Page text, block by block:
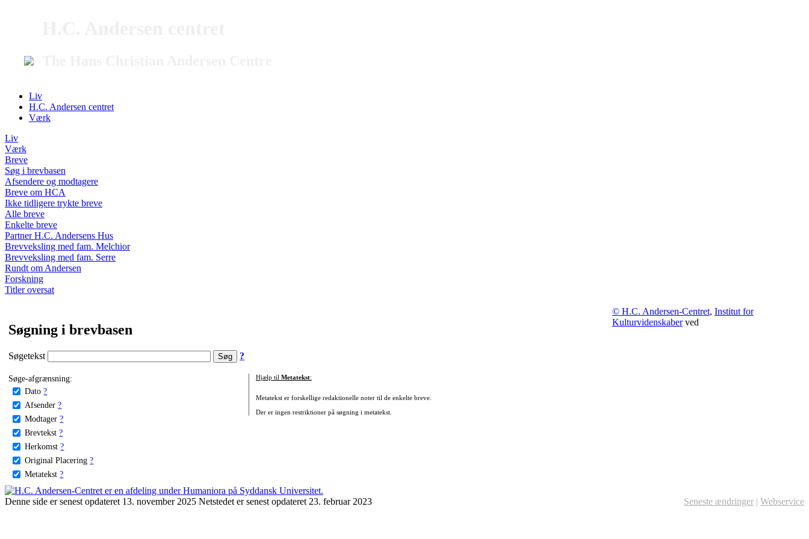
Liv
H.C. Andersen centret
Værk
Liv
Værk
Breve
Søg i brevbasen
Afsendere og modtagere
Breve om HCA
Ikke tidligere trykte breve
Alle breve
Enkelte breve
Partner H.C. Andersens Hus
Brevveksling med fam. Melchior
Brevveksling med fam. Serre
Rundt om Andersen
Forskning
Titler oversat
Søgning i brevbasen
Søgetekst ?
Søge-afgrænsning:
Dato ?
Afsender ?
Modtager ?
Brevtekst ?
Herkomst ?
Original Placering ?
Metatekst ?
Hjælp til Metatekst:
Metatekst er forskellige redaktionelle noter til de enkelte breve.
Der er ingen restriktioner på søgning i metatekst.
© H.C. Andersen-Centret, Institut for
Kulturvidenskaberved
Denne side er senest opdateret 13. november 2025 Netstedet er senest opdateret 23. februar 2023 Seneste ændringer | Webservice